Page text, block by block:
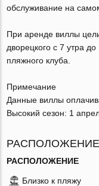
обслуживание на
При аренде виллы
дворецкого с 7 утра
пляжного клуба.
Примечание
Данные виллы
Высокий сезон: 1
РАСПОЛОЖЕНИЕ
РАСПОЛОЖЕНИЕ
Близко к пляжу